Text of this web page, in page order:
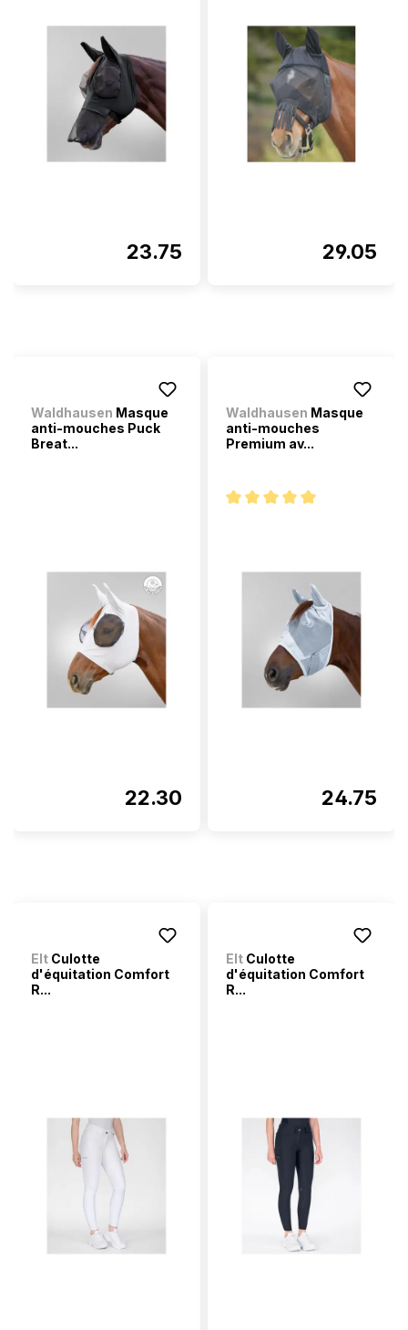
23.75 29.05
Waldhausen Masque
anti-mouches Puck
Breat...
22.30
Waldhausen Masque
anti-mouches
Premium av...
24.75
Elt Culotte
d'équitation Comfort
R...
Elt Culotte
d'équitation Comfort
R...